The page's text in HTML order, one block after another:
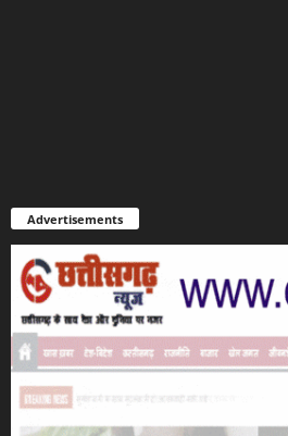
Advertisements